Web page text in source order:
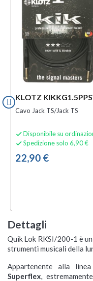
KLOTZ
Cavo Jack TS/Jack TS
 Disponibile su
 Spedizione solo 6,90 €
22,90 €
Dettagli
Quik Lok RKSI/200-1 è un
strumenti musicali della
Appartenente alla linea
Superflex,